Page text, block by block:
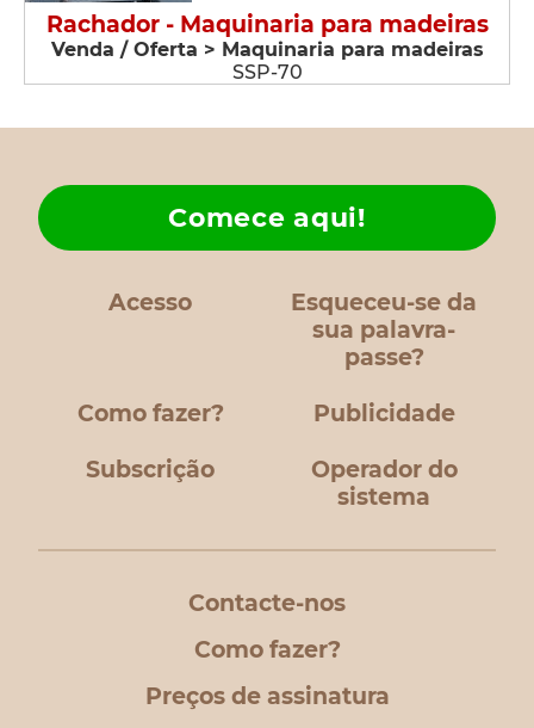
Rachador - Maquinaria para madeiras
Venda / Oferta > Maquinaria para madeiras
SSP-70
Acesso
Esqueceu-se da
sua palavra-
passe?
Como fazer?
Comece aqui!
Publicidade
Subscrição
Operador do
sistema
Contacte-nos
Como fazer?
Preços de assinatura